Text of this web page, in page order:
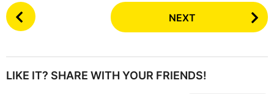
P
o
P
NEXT
LIKE IT? SHARE WITH YOUR FRIENDS!